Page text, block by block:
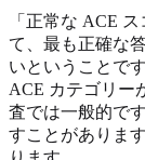
「正常な ACE
て、最も正確な
いということで
ACE カテゴリー
査では一般的で
すことがありま